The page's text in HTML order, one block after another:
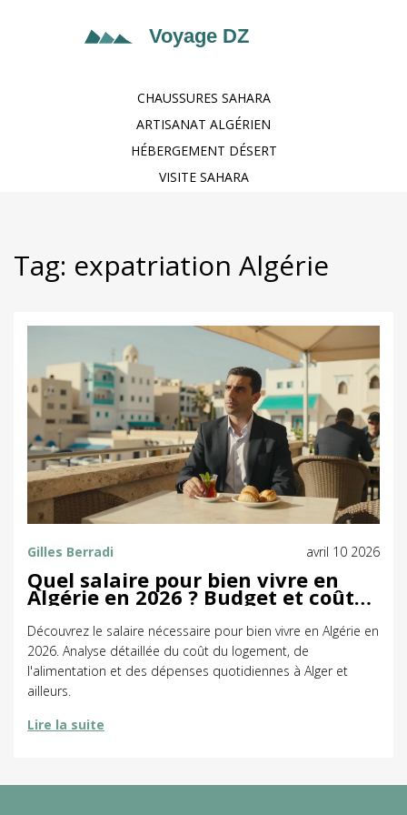
CHAUSSURES SAHARA
ARTISANAT ALGÉRIEN
HÉBERGEMENT DÉSERT
VISITE SAHARA
Tag: expatriation Algérie
Gilles Berradi avril 10 2026
Quel salaire pour bien vivre en
Algérie en 2026 ? Budget et coût
de la vie
Découvrez le salaire nécessaire pour bien vivre en Algérie en
2026. Analyse détaillée du coût du logement, de
l'alimentation et des dépenses quotidiennes à Alger et
ailleurs.
Lire la suite